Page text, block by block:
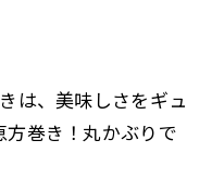
は、美味しさをギュ
巻き！丸かぶりで